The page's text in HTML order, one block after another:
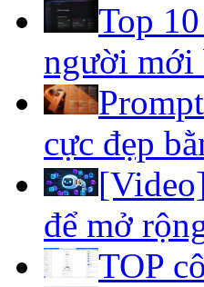
Top
người mới
cực đẹp
để mở
TOP